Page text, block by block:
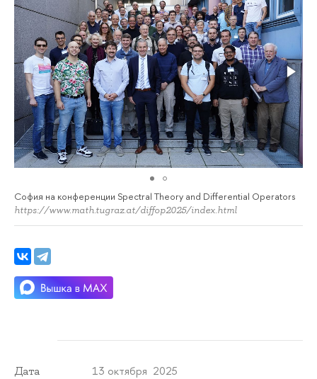
София на конференции Spectral Theory and Differential Operators
https://www.math.tugraz.at/diffop2025/index.html
Дата 13 октября 2025